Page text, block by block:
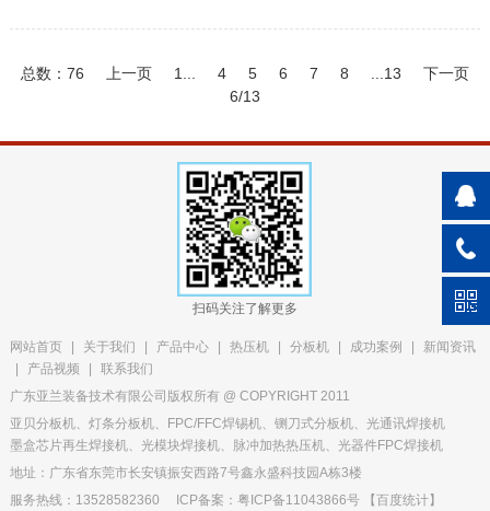
总数：76 上一页 1... 4 5 6 7 8 ...13
下一页
6/13
扫码关注了解更多
网站首页 关于我们 产品中心 热压机 分板机 成功案例
新闻资讯
产品视频
联系我们
广东亚兰装备技术有限公司版权所有 @ COPYRIGHT 2011
亚贝分板机、灯条分板机、FPC/FFC焊锡机、铡刀式分板机、光通讯焊接机
墨盒芯片再生焊接机、光模块焊接机、脉冲加热热压机、光器件FPC焊接机
地址：广东省东莞市长安镇振安西路7号鑫永盛科技园A栋3楼
服务热线：13528582360
ICP备案：粤ICP备11043866号【百度统计】